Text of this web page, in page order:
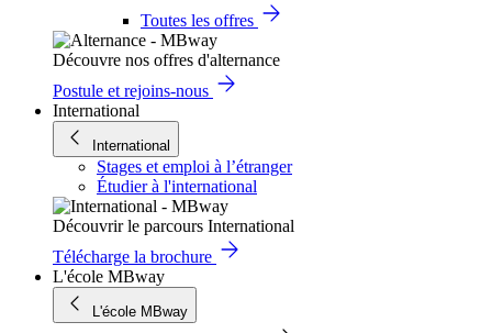
Toutes les offres
Découvre nos offres d'alternance
Postule et rejoins-nous
International
International
Stages et emploi à l’étranger
Étudier à l'international
Découvrir le parcours International
Télécharge la brochure
L'école MBway
L'école MBway